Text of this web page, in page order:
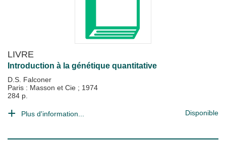
LIVRE
Introduction à la génétique quantitative
D.S. Falconer
Paris : Masson et Cie ; 1974
284 p.
Plus d'information... Disponible